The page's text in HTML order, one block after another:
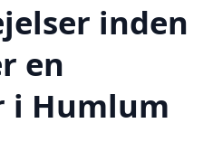
inden
en
Humlum